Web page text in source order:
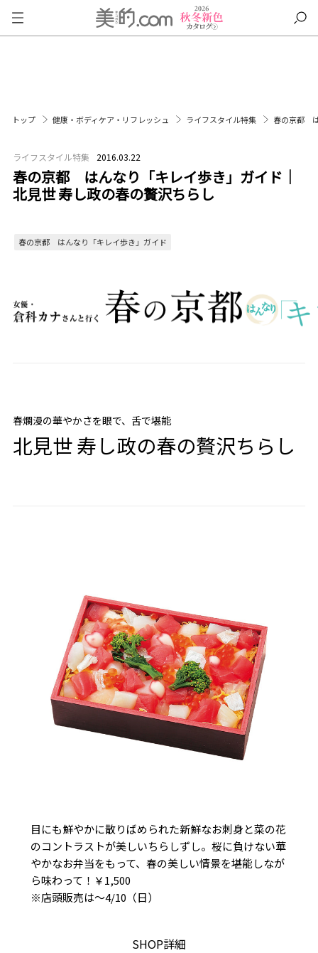
トップ 健康・ボディケア・リフレッシュ ライフスタイル特集 春の京都
ライフスタイル特集 2016.03.22
春の京都 はんなり「キレイ歩き」ガイド｜
北見世 寿し政の春の贅沢ちらし
春の京都 はんなり「キレイ歩き」ガイド
春爛漫の華やかさを眼で、舌で堪能
北見世 寿し政の春の贅沢ちらし
目にも鮮やかに散りばめられた新鮮なお刺身と菜の花
のコントラストが美しいちらしずし。桜に負けない華
やかなお弁当をもって、春の美しい情景を堪能しなが
ら味わって！￥1,500
※店頭販売は～4/10（日）
SHOP詳細